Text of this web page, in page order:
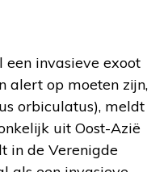
invasieve exoot
alert op moeten zijn,
orbiculatus), meldt
uit Oost-Azië
in de Verenigde